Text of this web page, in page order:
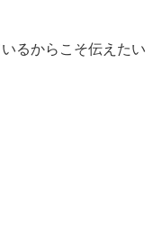
るからこそ伝えたい